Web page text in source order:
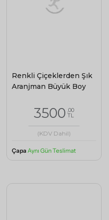
Renkli Çiçeklerden Şık
Aranjman Büyük Boy
3500 ,00
TL
(KDV Dahil)
Çapa Aynı Gün Teslimat